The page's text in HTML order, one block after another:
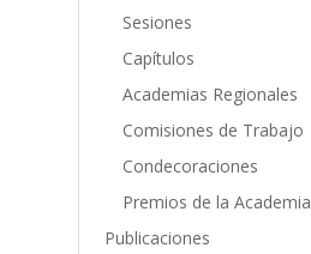
Sesiones
Capítulos
Academias Regionales
Comisiones de Trabajo
Condecoraciones
Premios de la Academia
Publicaciones